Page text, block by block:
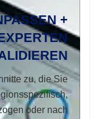
+
zu, die Sie
oder nach